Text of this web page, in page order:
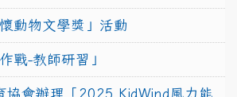
動物文學獎」活動
戰-教師研習」
協會辦理「2025 KidWind風力能